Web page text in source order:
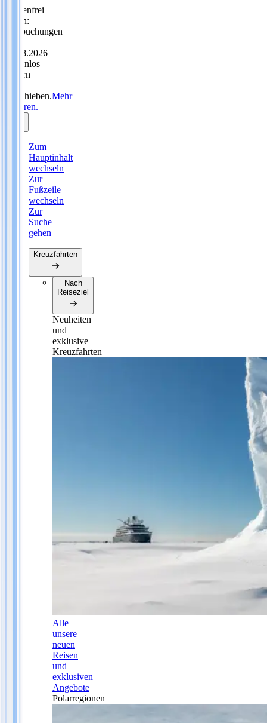
Sorgenfrei
reisen:
Neubuchungen
31.08.2026
kostenlos
ändern
verschieben.Mehr
erfahren.
Zum
Hauptinhalt
wechseln
Zur
Fußzeile
wechseln
Zur
Suche
gehen
Kreuzfahrten
Nach
Reiseziel
Neuheiten
und
exklusive
Kreuzfahrten
Alle
unsere
neuen
Reisen
und
exklusiven
Angebote
Polarregionen